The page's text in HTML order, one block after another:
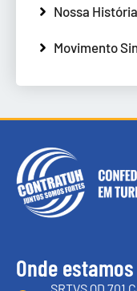
Nossa História
Movimento
Onde estamos